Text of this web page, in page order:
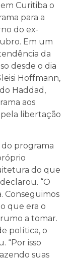
Curitiba o
para a
do ex-
Em um
da
desde o dia
Hoffmann,
Haddad,
aos
libertação
programa
do que
“O
Conseguimos
que era o
a tomar.
política, o
“Por isso
suas